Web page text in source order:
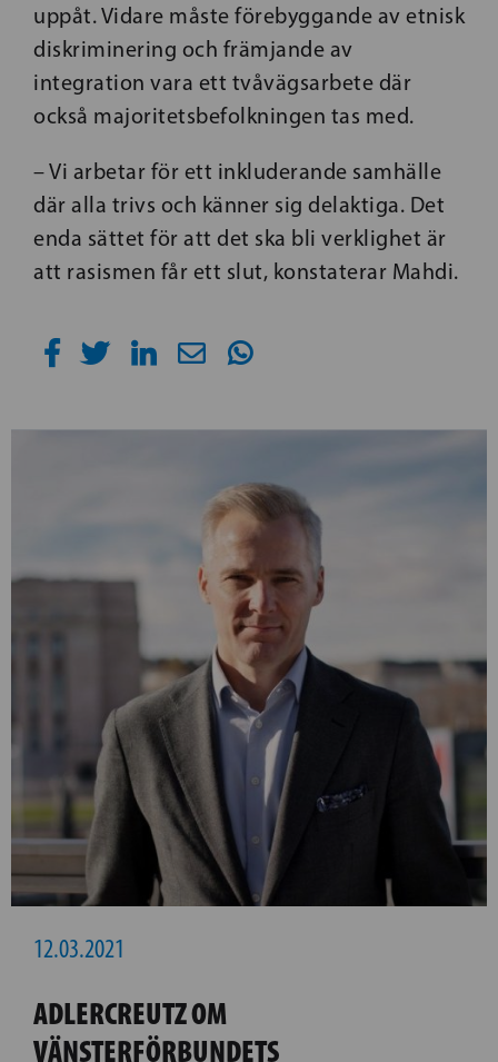
uppåt. Vidare måste förebyggande av etnisk
diskriminering och främjande av
integration vara ett tvåvägsarbete där
också majoritetsbefolkningen tas med.
– Vi arbetar för ett inkluderande samhälle
där alla trivs och känner sig delaktiga. Det
enda sättet för att det ska bli verklighet är
att rasismen får ett slut, konstaterar Mahdi.
12.03.2021
ADLERCREUTZ OM
VÄNSTERFÖRBUNDETS